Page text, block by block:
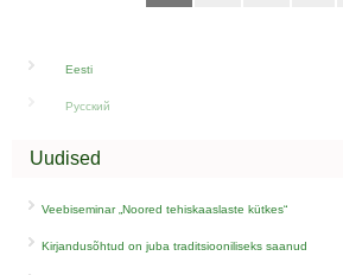
Eesti
Русский
Uudised
Veebiseminar „Noored tehiskaaslaste kütkes“
Kirjandusõhtud on juba traditsiooniliseks saanud